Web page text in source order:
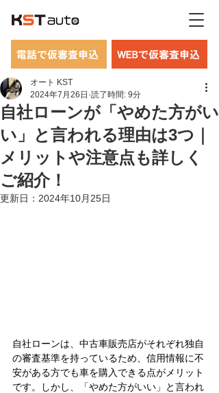
WEBで仮審査申込
電話で仮審査申込
自社ローンが「やめた方がい
い」と言われる理由は3つ｜
メリットや注意点も詳しく
ご紹介！
オート KST
2024年7月26日 読了時間: 9分
更新日： 2024年10月25日
自社ローンは、中古車販売店がそれぞれ独自
の審査基準を持っているため、信用情報に不
安がある方でも車を購入できる点がメリット
です。しかし、「やめた方がいい」と言われ